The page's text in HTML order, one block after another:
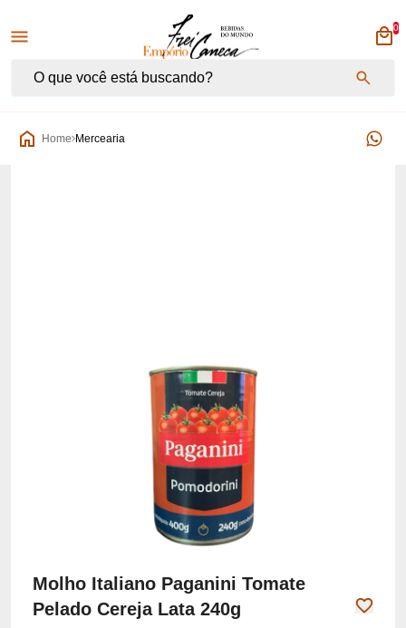
Empório Frei Caneca
0
Home Mercearia
Molho Italiano Paganini Tomate
Pelado Cereja Lata 240g